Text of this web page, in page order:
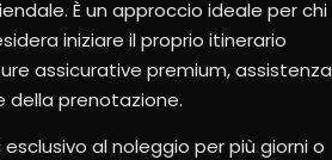
È un approccio ideale per chi
iniziare il proprio itinerario
assicurative premium, assistenza
della prenotazione.
al noleggio per più giorni o